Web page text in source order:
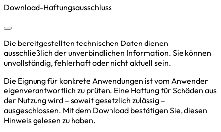
Download-Haftungsausschluss
Die bereitgestellten technischen Daten dienen
ausschließlich der unverbindlichen Information. Sie können
unvollständig, fehlerhaft oder nicht aktuell sein.
Die Eignung für konkrete Anwendungen ist vom Anwender
eigenverantwortlich zu prüfen. Eine Haftung für Schäden aus
der Nutzung wird – soweit gesetzlich zulässig –
ausgeschlossen. Mit dem Download bestätigen Sie, diesen
Hinweis gelesen zu haben.